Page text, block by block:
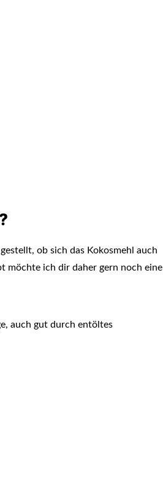
ob sich das Kokosmehl auch
möchte ich dir daher gern noch eine
auch gut durch entöltes